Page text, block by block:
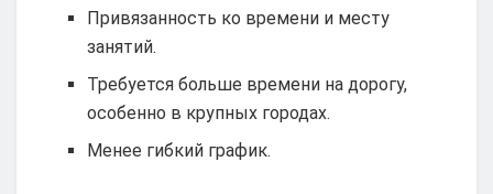
Привязанность ко времени и месту
занятий.
Требуется больше времени на дорогу,
особенно в крупных городах.
Менее гибкий график.